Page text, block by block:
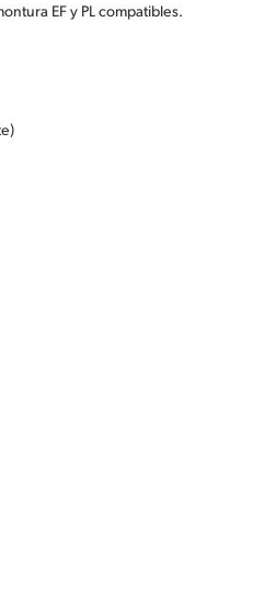
EF y PL compatibles.